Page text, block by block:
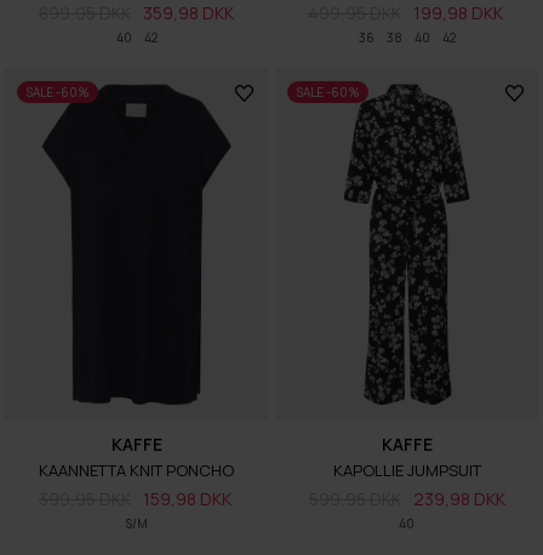
40 42
359,98 DKK
36 38 40 42
199,98 DKK
SALE -60%
S/M
KAFFE
KAANNETTA KNIT PONCHO
159,98 DKK
SALE -60%
40
KAFFE
KAPOLLIE JUMPSUIT
239,98 DKK